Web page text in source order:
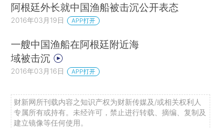
阿根廷外长就中国渔船被击沉公开表态
2016年03月19日 APP打开
一艘中国渔船在阿根廷附近海
域被击沉
2016年03月16日 APP打开
财新网所刊载内容之知识产权为财新传媒及/或相关权利人
专属所有或持有。未经许可，禁止进行转载、摘编、复制及
建立镜像等任何使用。